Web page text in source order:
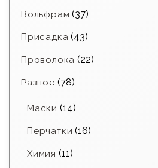
Вольфрам (37)
Присадка (43)
Проволока (22)
Разное (78)
Маски (14)
Перчатки (16)
Химия (11)